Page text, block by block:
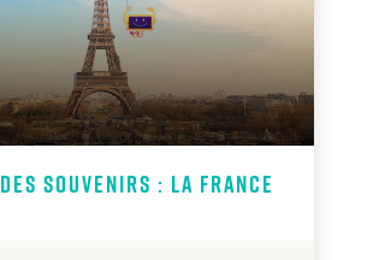
souvenirs : La France